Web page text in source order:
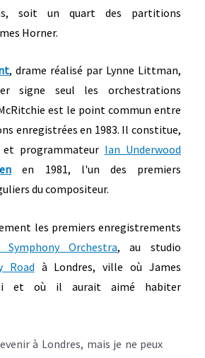
soit un quart des partitions
Horner.
, drame réalisé par Lynne Littman,
signe seul les orchestrations
est le point commun entre
enregistrées en 1983. Il constitue,
programmateur Ian Underwood
en 1981, l'un des premiers
du compositeur.
les premiers enregistrements
Symphony Orchestra, au studio
Road à Londres, ville où James
et où il aurait aimé habiter
à Londres, mais je ne peux